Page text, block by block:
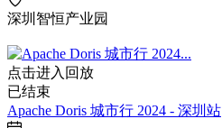
深圳智恒产业园
点击进入回放
已结束
Apache Doris 城市行 2024 - 深圳站